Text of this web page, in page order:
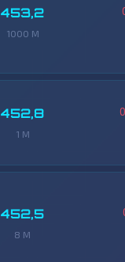
453,2
1000 M
452,8
1 M
0
452,5
8 M